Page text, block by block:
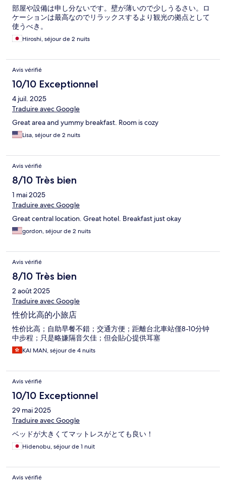
部屋や設備は申し分ないです。壁が薄いので少しうるさい。ロ
ケーションは最高なのでリラックスするより観光の拠点として
使うべき。
Hiroshi, séjour de 2 nuits
Avis vérifié
10/10 Exceptionnel
4 juil. 2025
Traduire avec Google
Great area and yummy breakfast. Room is cozy
Lisa, séjour de 2 nuits
Avis vérifié
8/10 Très bien
1 mai 2025
Traduire avec Google
Great central location. Great hotel. Breakfast just okay
gordon, séjour de 2 nuits
Avis vérifié
8/10 Très bien
2 août 2025
Traduire avec Google
性价比高的小旅店
性价比高；自助早餐不錯；交通方便；距離台北車站僅8-10分钟
中步程；只是略嫌隔音欠佳；但会貼心提供耳塞
KAI MAN, séjour de 4 nuits
Avis vérifié
10/10 Exceptionnel
29 mai 2025
Traduire avec Google
ベッドが大きくてマットレスがとても良い！
Hidenobu, séjour de 1 nuit
Avis vérifié